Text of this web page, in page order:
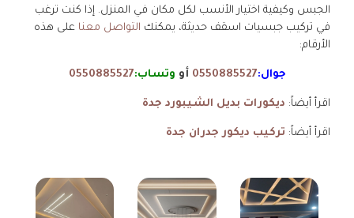
الجبس وكيفية اختيار الأنسب لكل مكان في المنزل. إذا كنت ترغب
في تركيب جبسيات اسقف حديثة، يمكنك التواصل معنا على هذه
الأرقام:
جوال:0550885527 أو وتساب:0550885527
اقرأ أيضاً: ديكورات بديل الشيبورد جدة
اقرأ أيضاً: تركيب ديكور جدران جدة